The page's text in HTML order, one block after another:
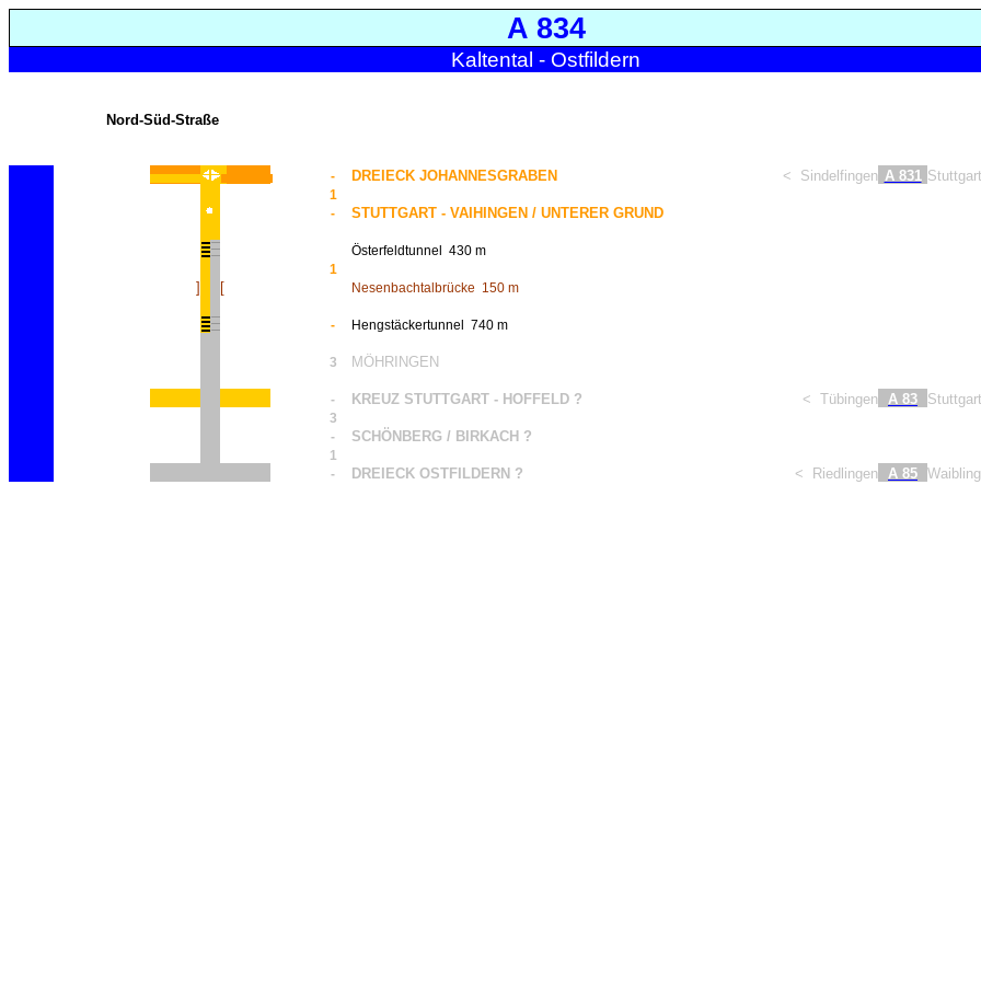
A 834
Kaltental - Ostfildern
Nord-Süd-Straße
- DREIECK JOHANNESGRABEN < Sindelfingen A 831 Stuttgart
1
-
STUTTGART - VAIHINGEN / UNTERER GRUND
Österfeldtunnel
430 m
1
] [ Nesenbachtalbrücke 150 m
- Hengstäckertunnel 740 m
3 MÖHRINGEN
- KREUZ STUTTGART - HOFFELD ? < Tübingen A 83 Stuttgart
3
-
SCHÖNBERG / BIRKACH ?
1
-
DREIECK OSTFILDERN ? < Riedlingen A 85